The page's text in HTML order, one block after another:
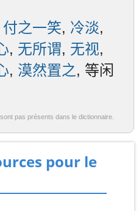
付之一笑, 冷淡,
, 无所谓, 无视,
, 漠然置之, 等闲
pas présents dans le dictionnaire.
pour le